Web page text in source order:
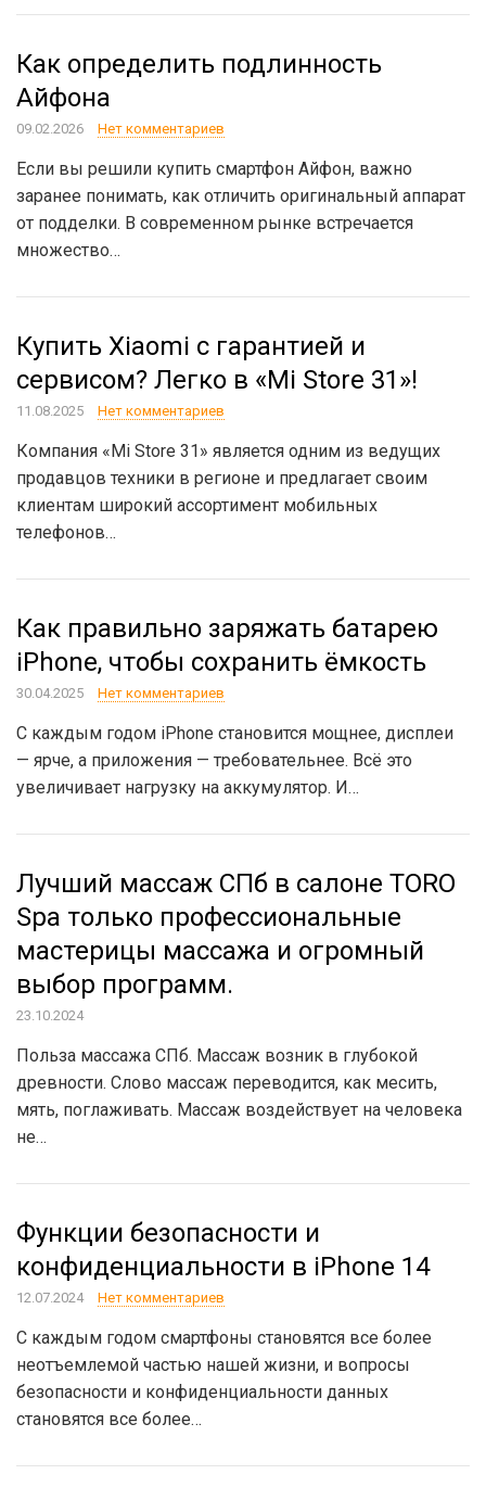
Как определить подлинность
Айфона
09.02.2026 Нет комментариев
Если вы решили купить смартфон Айфон, важно
заранее понимать, как отличить оригинальный аппарат
от подделки. В современном рынке встречается
множество…
Купить Xiaomi с гарантией и
сервисом? Легко в «Mi Store 31»!
11.08.2025 Нет комментариев
Компания «Mi Store 31» является одним из ведущих
продавцов техники в регионе и предлагает своим
клиентам широкий ассортимент мобильных
телефонов…
Как правильно заряжать батарею
iPhone, чтобы сохранить ёмкость
30.04.2025 Нет комментариев
С каждым годом iPhone становится мощнее, дисплеи
— ярче, а приложения — требовательнее. Всё это
увеличивает нагрузку на аккумулятор. И…
Лучший массаж СПб в салоне TORO
Spa только профессиональные
мастерицы массажа и огромный
выбор программ.
23.10.2024
Польза массажа СПб. Массаж возник в глубокой
древности. Слово массаж переводится, как месить,
мять, поглаживать. Массаж воздействует на человека
не…
Функции безопасности и
конфиденциальности в iPhone 14
12.07.2024 Нет комментариев
С каждым годом смартфоны становятся все более
неотъемлемой частью нашей жизни, и вопросы
безопасности и конфиденциальности данных
становятся все более…